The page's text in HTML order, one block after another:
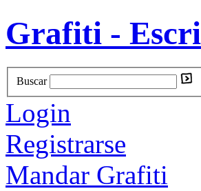
Grafiti -
Buscar
Login
Registrarse
Mandar Grafiti